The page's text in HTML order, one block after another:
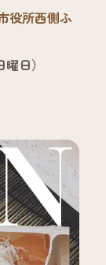
役所西側ふ
日）